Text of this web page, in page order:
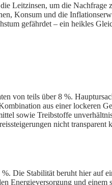
Leitzinsen, um die Nachfrage
Konsum und die
gefährdet – ein heikles
von teils über 8 %.
aus einer lockeren
sowie Treibstoffe
nicht transparent
Die Stabilität beruht hier auf
Energieversorgung und einem